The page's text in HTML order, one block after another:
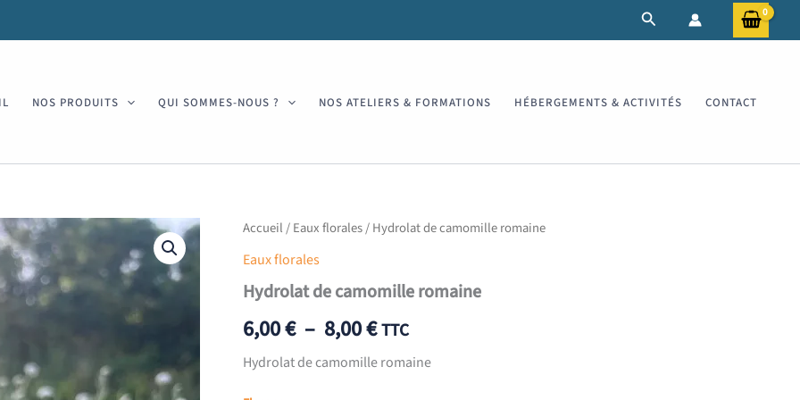
Rechercher
NOS PRODUITS QUI SOMMES-NOUS ? NOS ATELIERS & FORMATIONS HÉBERGEMENTS & ACTIVITÉS CONTACT
Accueil/Eaux florales/ Hydrolat de camomille romaine
Eaux florales
Hydrolat de camomille romaine
6,00€ – 8,00€Plage
de
TTC
Hydrolat de camomille romaine